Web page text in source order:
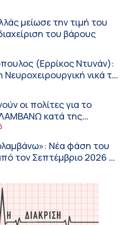
να έχουμε
την εξέλιξη του
– «ΕΡΡΙΚΟΣ ΝΤΥΝΑΝ»
να αντιμετωπίσετε τη
(Metropolitan
πρέπει να
διαιτολόγο;
– ΩΝΑΣΕΙΟ
(ΥΓΕΙΑ): Τα
συστήματος
μείωσε την τιμή του
του βάρους
(Ερρίκος Ντυνάν):
νικά το
οι πολίτες για το
κατά της
Νέα φάση του
τον Σεπτέμβριο 2026 –
εξετάσεις έως το